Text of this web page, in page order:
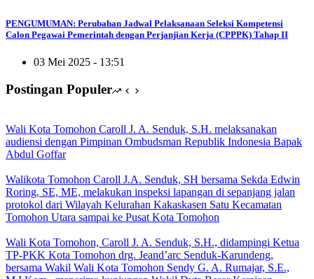
PENGUMUMAN: Perubahan Jadwal Pelaksanaan Seleksi Kompetensi
Calon Pegawai Pemerintah dengan Perjanjian Kerja (CPPPK) Tahap II
03 Mei 2025 - 13:51
Postingan Populer
Wali Kota Tomohon Caroll J. A. Senduk, S.H. melaksanakan
audiensi dengan Pimpinan Ombudsman Republik Indonesia Bapak
Abdul Goffar
Walikota Tomohon Caroll J.A. Senduk, SH bersama Sekda Edwin
Roring, SE, ME, melakukan inspeksi lapangan di sepanjang jalan
protokol dari Wilayah Kelurahan Kakaskasen Satu Kecamatan
Tomohon Utara sampai ke Pusat Kota Tomohon
Wali Kota Tomohon, Caroll J. A. Senduk, S.H., didampingi Ketua
TP-PKK Kota Tomohon drg. Jeand’arc Senduk-Karundeng,
bersama Wakil Wali Kota Tomohon Sendy G. A. Rumajar, S.E.,